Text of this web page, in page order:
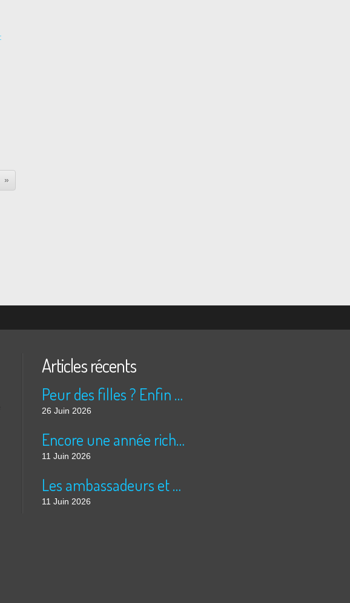
Articles récents
Peur des filles ? Enfin rassuré ?
26 Juin 2026
Encore une année riche en cinéma pour Super 8 !
11 Juin 2026
Les ambassadeurs et SUPER 8 - La solidarité en action
11 Juin 2026